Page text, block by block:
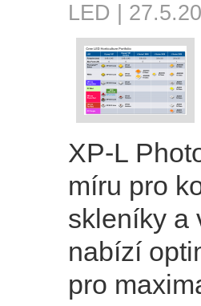
LED |
XP-L
míru pro
skleníky a
nabízí
pro